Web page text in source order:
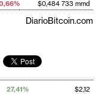
$0,484 733 mmd
DiarioBitcoin.com
27,41%
$2,12